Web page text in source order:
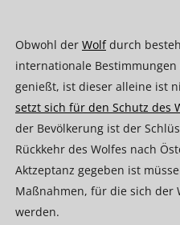
Obwohl der Wolfdurch
internationale
genießt, ist dieser alleine ist
setzt sich für den Schutz des
der Bevölkerung ist der
Rückkehr des Wolfes nach
Aktzeptanz gegeben ist
Maßnahmen, für die sich der
werden.